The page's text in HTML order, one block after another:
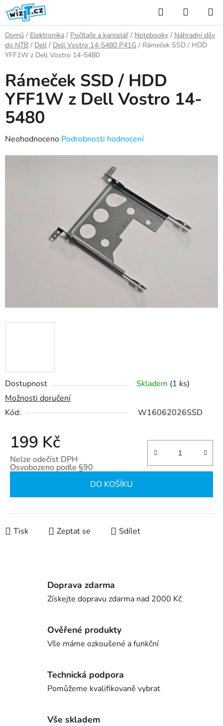
Přejít
na
obsah
Hledat
KOŠÍK
Domů / Elektronika / Počítače a kancelář / Notebooky / Náhradní díly
do NTB / Dell / Dell Vostro 14-5480 P41G / Rámeček SSD / HDD
YFF1W z Dell Vostro 14-5480
Dostupnost Skladem (1 ks)
Možnosti doručení
Kód:
W16062026SSD
199 Kč
Nelze odečíst DPH
Osvobozeno podle §90
DO KOŠÍKU
Tisk Zeptat se Sdílet
Rámeček SSD / HDD
YFF1W z Dell Vostro 14-
5480
Průměrné
Neohodnoceno Podrobnosti hodnocení
Doprava zdarma
Získejte dopravu zdarma nad 2000 Kč
Ověřené produkty
Vše máme ozkoušené a funkční
Technická podpora
Pomůžeme kvalifikovaně vybrat
Vše skladem